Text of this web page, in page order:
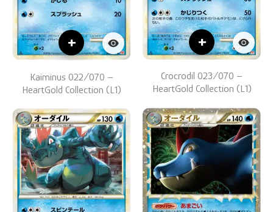
+
Kaiminus 022/070 –
HeartGold Collection (L1)
+
Crocrodil 023/070 –
HeartGold Collection (L1)